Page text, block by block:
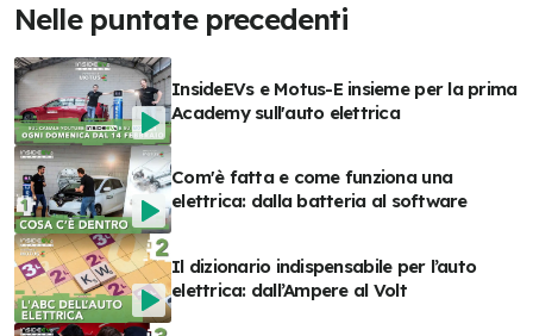
Nelle puntate precedenti
InsideEVs e Motus-E insieme per la prima
Academy sull'auto elettrica
Com'è fatta e come funziona una
elettrica: dalla batteria al software
Il dizionario indispensabile per l’auto
elettrica: dall’Ampere al Volt